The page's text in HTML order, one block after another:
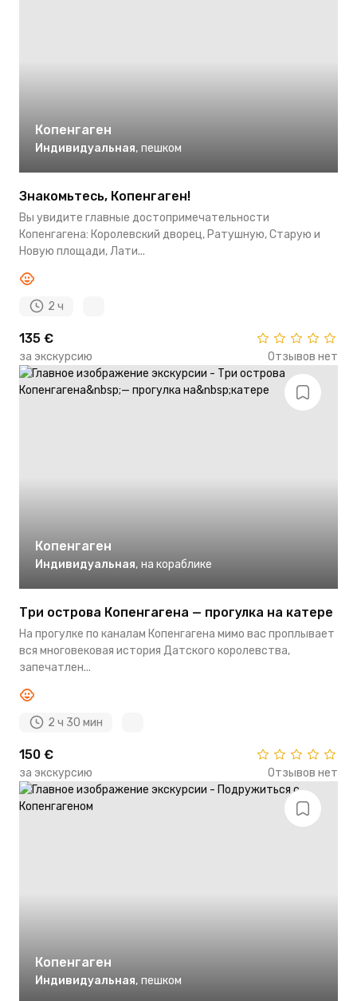
Копенгаген
Индивидуальная, пешком
Знакомьтесь, Копенгаген!
Вы увидите главные достопримечательности
Копенгагена: Королевский дворец, Ратушную, Старую и
Новую площади, Лати...
2 ч
135 €
за экскурсию Отзывов нет
Копенгаген
Индивидуальная, на кораблике
Три острова Копенгагена — прогулка на катере
На прогулке по каналам Копенгагена мимо вас проплывает
вся многовековая история Датского королевства,
запечатлен...
2 ч 30 мин
150 €
за экскурсию Отзывов нет
Копенгаген
Индивидуальная, пешком